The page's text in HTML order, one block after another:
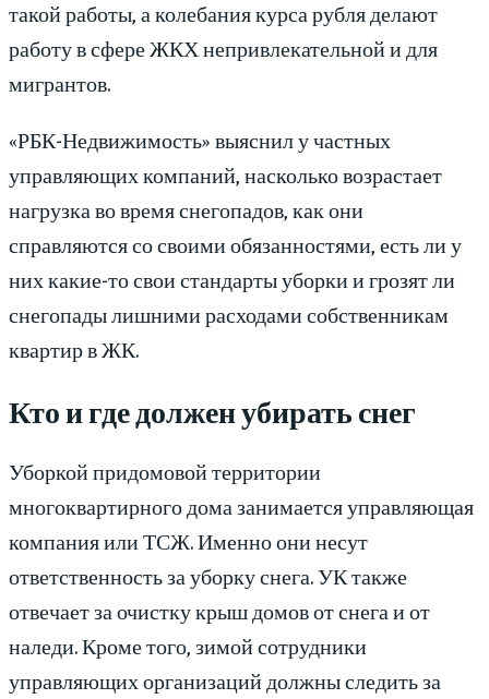
такой работы, а колебания курса рубля делают
работу в сфере ЖКХ непривлекательной и для
мигрантов.
«РБК-Недвижимость» выяснил у частных
управляющих компаний, насколько возрастает
нагрузка во время снегопадов, как они
справляются со своими обязанностями, есть ли у
них какие-то свои стандарты уборки и грозят ли
снегопады лишними расходами собственникам
квартир в ЖК.
Кто и где должен убирать снег
Уборкой придомовой территории
многоквартирного дома занимается управляющая
компания или ТСЖ. Именно они несут
ответственность за уборку снега. УК также
отвечает за очистку крыш домов от снега и от
наледи. Кроме того, зимой сотрудники
управляющих организаций должны следить за